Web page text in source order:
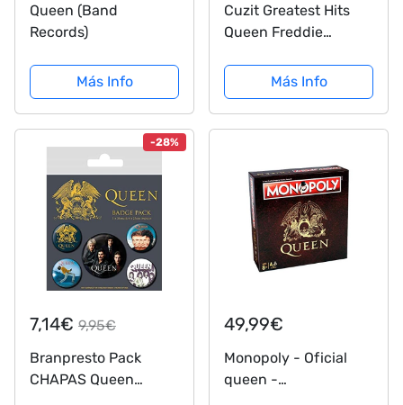
Queen (Band
Records)
Más Info
Cuzit Greatest Hits
Queen Freddie
música tallada
antigua manivela de
madera caja musical
Más Info
-28%
7,14€ 9,95€
Branpresto Pack
CHAPAS Queen
49,99€
Monopoly - Oficial
queen -